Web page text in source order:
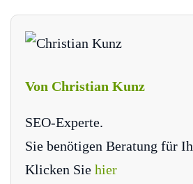
Von Christian Kunz
SEO-Experte.
Sie benötigen Beratung für
Klicken Sie hier